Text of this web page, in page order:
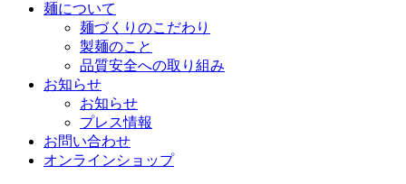
麺について
麺づくりのこだわり
製麺のこと
品質安全への取り組み
お知らせ
お知らせ
プレス情報
お問い合わせ
オンラインショップ